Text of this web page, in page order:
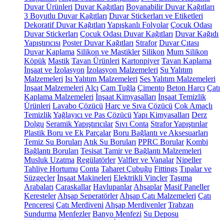
Duvar Ürünleri Duvar Kağıtları Boyanabilir Duvar Kağıtları
3 Boyutlu Duvar Kağıtları Duvar Stickerları ve Etiketleri
Dekoratif Duvar Kağıtları Yapışkanlı Folyolar Çocuk Odası
Duvar Stickerları Çocuk Odası Duvar Kağıtları Duvar Kağıdı
Yapıştırıcısı Poster Duvar Kağıtları Strafor Duvar Çıtası
Duvar Kaplama Silikon ve Mastikler Silikon Mum Silikon
Köpük Mastik Tavan Ürünleri Kartonpiyer Tavan Kaplama
İnşaat ve İzolasyon İzolasyon Malzemeleri Su Yalıtım
Malzemeleri Isı Yalıtım Malzemeleri Ses Yalıtım Malzemeleri
İnşaat Malzemeleri Alçı Cam Tuğla Çimento Beton Harcı Çatı
Kaplama Malzemeleri İnşaat Kimyasalları İnşaat Temizlik
Ürünleri Lavabo Çözücü Harç ve Sıva Çözücü Çok Amaçlı
TemizlikYağlayıcı ve Pas Çözücü Yapı Kimyasalları Derz
Dolgu Seramik Yapıştırıcılar Sıvı Conta Strafor Yapıştırılar
Plastik Boru ve Ek Parçalar Boru Bağlantı ve Aksesuarları
Temiz Su Boruları Atık Su Boruları PPRC Borular Kombi
Bağlantı Boruları Tesisat Tamir ve Bağlantı Malzemeleri
Musluk Uzatma Regülatörler Valfler ve Vanalar Nipeller
Tahliye Hortumu Conta Taharet Çubuğu Fittings Tıpalar ve
Süzgeçler İnşaat Makineleri Elektrikli Vinçler Taşıma
Arabaları Caraskallar Havlupanlar Ahşaplar Masif Paneller
Keresteler Ahşap Seperatörler Ahşap Çatı Malzemeleri Çatı
Penceresi Çatı Merdiveni Ahşap Merdivenler Trabzan
Sundurma Menfezler Banyo Menfezi Su Deposu